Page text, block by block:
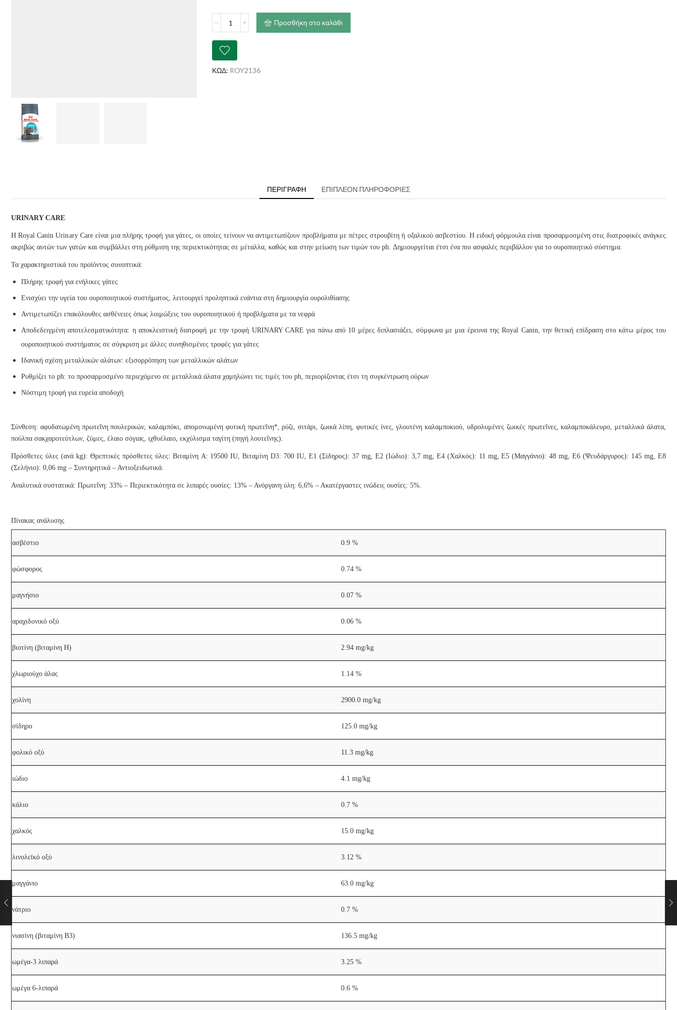
CANIN
Care
ποσότητα
Προσθήκη στο καλάθι
ΚΩΔ: ROY2136
ΠΕΡΙΓΡΑΦΉ ΕΠΙΠΛΈΟΝ ΠΛΗΡΟΦΟΡΊΕΣ
URINARY CARE
Η Royal Canin Urinary Care είναι μια πλήρης τροφή για γάτες, οι οποίες τείνουν να αντιμετωπίζουν προβλήματα με πέτρες στρουβίτη ή οξαλικού ασβεστίου. Η ειδική φόρμουλα είναι προσαρμοσμένη στις διατροφικές ανάγκες
ακριβώς αυτών των γατών και συμβάλλει στη ρύθμιση της περιεκτικότητας σε μέταλλα, καθώς και στην μείωση των τιμών του ph. Δημιουργείται έτσι ένα πιο ασφαλές περιβάλλον για το ουροποιητικό σύστημα.
Τα χαρακτηριστικά του προϊόντος συνοπτικά:
Πλήρης τροφή για ενήλικες γάτες
Ενισχύει την υγεία του ουροποιητικού συστήματος, λειτουργεί προληπτικά ενάντια στη δημιουργία ουρολιθίασης
Αντιμετωπίζει επακόλουθες ασθένειες όπως λοιμώξεις του ουροποιητικού ή προβλήματα με τα νεφρά
Αποδεδειγμένη αποτελεσματικότητα: η αποκλειστική διατροφή με την τροφή URINARY CARE για πάνω από 10 μέρες διπλασιάζει, σύμφωνα με μια έρευνα της Royal Canin, την θετική επίδραση στο κάτω μέρος του
ουροποιητικού συστήματος σε σύγκριση με άλλες συνηθισμένες τροφές για γάτες
Ιδανική σχέση μεταλλικών αλάτων: εξισορρόπηση των μεταλλικών αλάτων
Ρυθμίζει το ph: το προσαρμοσμένο περιεχόμενο σε μεταλλικά άλατα χαμηλώνει τις τιμές του ph, περιορίζοντας έτσι τη συγκέντρωση ούρων
Νόστιμη τροφή για ευρεία αποδοχή
Σύνθεση: αφυδατωμένη πρωτεΐνη πουλερικών, καλαμπόκι, απομονωμένη φυτική πρωτεΐνη*, ρύζι, σιτάρι, ζωικά λίπη, φυτικές ίνες, γλουτένη καλαμποκιού, υδρολυμένες ζωικές πρωτεΐνες, καλαμποκάλευρο, μεταλλικά άλατα,
πούλπα σακχαροτεύτλων, ζύμες, έλαιο σόγιας, ιχθυέλαιο, εκχύλισμα ταγίτη (πηγή λουτεΐνης).
Πρόσθετες ύλες (ανά kg): Θρεπτικές πρόσθετες ύλες: Βιταμίνη A: 19500 IU, Βιταμίνη D3: 700 IU, E1 (Σίδηρος): 37 mg, E2 (Ιώδιο): 3,7 mg, E4 (Χαλκός): 11 mg, E5 (Μαγγάνιο): 48 mg, E6 (Ψευδάργυρος): 145 mg, E8
(Σελήνιο): 0,06 mg – Συντηρητικά – Αντιοξειδωτικά.
Αναλυτικά συστατικά: Πρωτεΐνη: 33% – Περιεκτικότητα σε λιπαρές ουσίες: 13% – Ανόργανη ύλη: 6,6% – Ακατέργαστες ινώδεις ουσίες: 5%.
Πίνακας ανάλυσης
ασβέστιο 0.9 %
φώσφορος 0.74 %
μαγνήσιο 0.07 %
αραχιδονικό οξύ 0.06 %
βιοτίνη (βιταμίνη Η) 2.94 mg/kg
χλωριούχο άλας 1.14 %
χολίνη 2900.0 mg/kg
σίδηρο 125.0 mg/kg
φολικό οξύ 11.3 mg/kg
ιώδιο 4.1 mg/kg
κάλιο 0.7 %
χαλκός 15.0 mg/kg
λινολεϊκό οξύ 3.12 %
μαγγάνιο 63.0 mg/kg
νάτριο 0.7 %
νιασίνη (βιταμίνη Β3) 136.5 mg/kg
ωμέγα-3 λιπαρά 3.25 %
ωμέγα 6-λιπαρά 0.6 %